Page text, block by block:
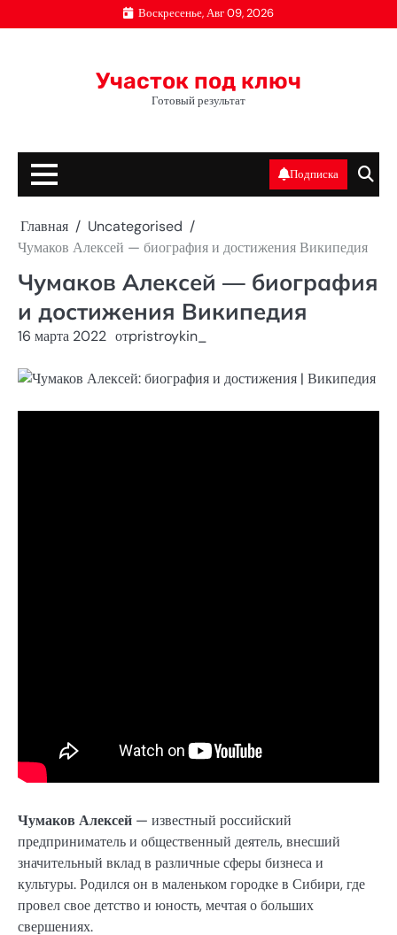
к
Воскресенье, Авг 09, 2026
Участок под ключ
Готовый результат
Подписка
Главная
Uncategorised
Чумаков Алексей — биография и достижения Википедия
Чумаков Алексей — биография
и достижения Википедия
16 марта 2022 отpristroykin_
Чумаков Алексей — известный российский
предприниматель и общественный деятель, внесший
значительный вклад в различные сферы бизнеса и
культуры. Родился он в маленьком городке в Сибири, где
провел свое детство и юность, мечтая о больших
свершениях.